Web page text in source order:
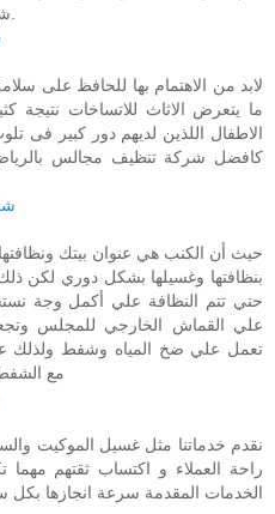
لابد من الاهتمام بها للحافظ على
ما يتعرض الاثاث للاتساخات نتيجة
الاطفال اللذين لديهم دور كبير فى
كافضل شركة تنظيف مجالس
حيث أن الكنب هي عنوان بيتك
بنظافتها وغسيلها بشكل دوري لكن
حتي تتم النظافة علي أكمل وجة
علي القماش الخارجي للمجلس
تعمل علي ضخ المياه وشفط ولذلك
مع
نقدم خدماتنا مثل غسيل الموكيت
راحة العملاء و اكتساب ثقتهم
الخدمات المقدمة سرعة انجازها